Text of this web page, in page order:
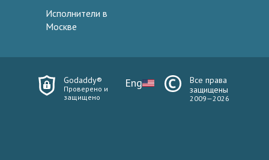
Исполнители в
Москве
Godaddy®
Проверено и
защищено
Eng
Все права
защищены
2009—2026